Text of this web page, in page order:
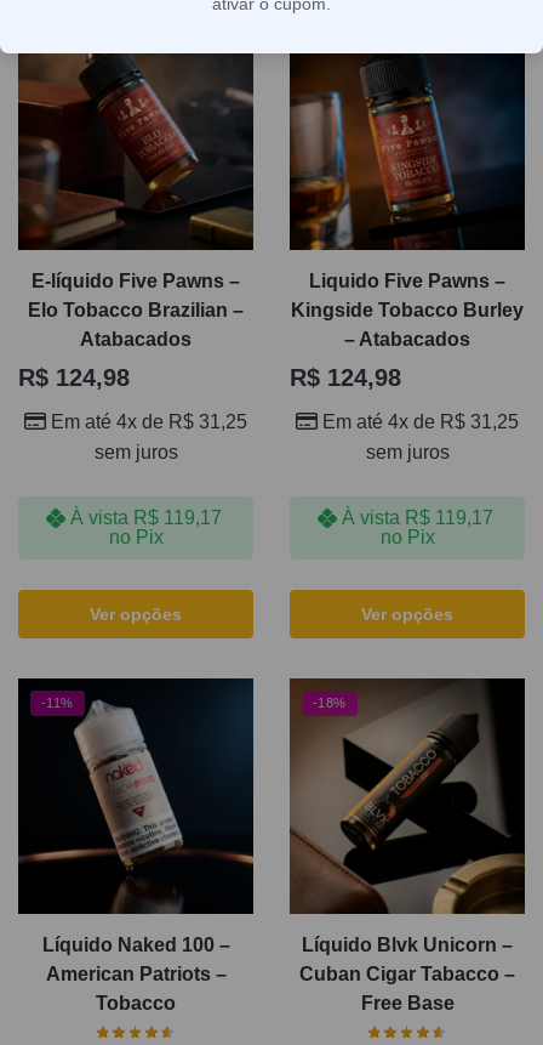
Por estar dentro da linha free base, esta seleção é voltada
principalmente para dispositivos compatíveis com esse
tipo de e-líquido, oferecendo boa variedade para diferentes
estilos de uso. Com 86 produtos na categoria, fica mais
fácil comparar propostas de sabor, intensidade e perfil
aromático para escolher um atabacado que combine com
sua rotina, seu equipamento e sua preferência por
tragadas mais suaves ou mais robustas.
E-líquido Five Pawns –
Elo Tobacco Brazilian –
Atabacados
R$ 124,98
Em até 4x de R$ 31,25
sem juros
À vista R$119,17
no Pix
Ver opções
Liquido Five Pawns –
Kingside Tobacco Burley
– Atabacados
R$ 124,98
Em até 4x de R$ 31,25
sem juros
À vista R$119,17
no Pix
Ver opções
-11%
Líquido Naked 100 –
American Patriots –
Tobacco
-18%
Líquido Blvk Unicorn –
Cuban Cigar Tabacco –
Free Base
ativar o cupom.